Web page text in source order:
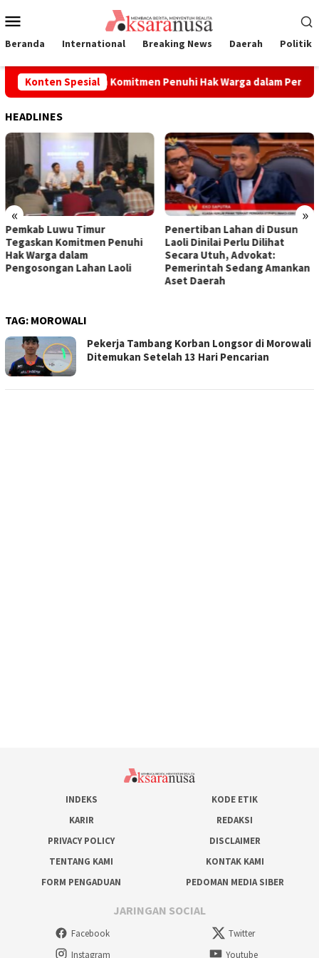
ke
Mobile
Beranda International Breaking News Daerah Politik
Konten Spesial
Timur Tegaskan Komitmen Penuhi Hak Warga dalam
HEADLINES
« »
Pemkab Luwu Timur
Tegaskan Komitmen Penuhi
Hak Warga dalam
Pengosongan Lahan Laoli
Penertiban Lahan di Dusun
Laoli Dinilai Perlu Dilihat
Secara Utuh, Advokat:
Pemerintah Sedang Amankan
Aset Daerah
TAG: MOROWALI
Pekerja Tambang Korban Longsor di Morowali
Ditemukan Setelah 13 Hari Pencarian
INDEKS
KODE ETIK
KARIR
REDAKSI
PRIVACY POLICY
DISCLAIMER
TENTANG KAMI
KONTAK KAMI
FORM PENGADUAN
PEDOMAN MEDIA SIBER
JARINGAN SOCIAL
Facebook
Twitter
Instagram
Youtube